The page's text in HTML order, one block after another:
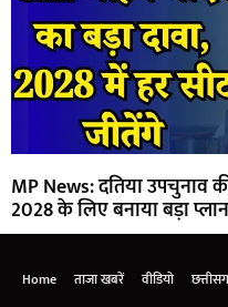
MP News: दतिया उपचुनाव
2028 के लिए बनाया बड़ा प्लान
Home ताजा खबरें वीडियो